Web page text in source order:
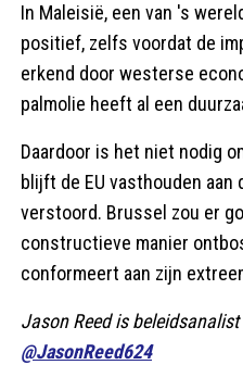
In Maleisië, een van 's
positief, zelfs voordat de
erkend door westerse
palmolie heeft al een
Daardoor is het niet nodig
blijft de EU vasthouden
verstoord. Brussel zou er
constructieve manier
conformeert aan zijn
Jason Reed is
@JasonReed624